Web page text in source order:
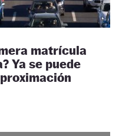
matrícula
Ya se puede